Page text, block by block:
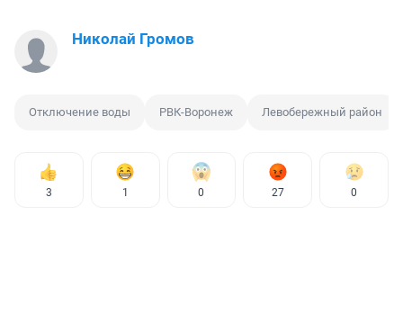
Николай Громов
Отключение воды РВК-Воронеж Левобережный район
3 1 0 27 0